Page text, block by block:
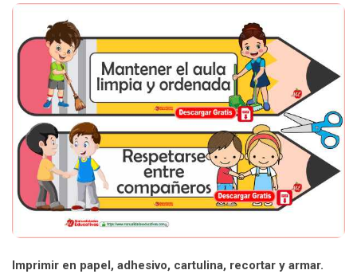
Imprimir en papel, adhesivo, cartulina, recortar y armar.